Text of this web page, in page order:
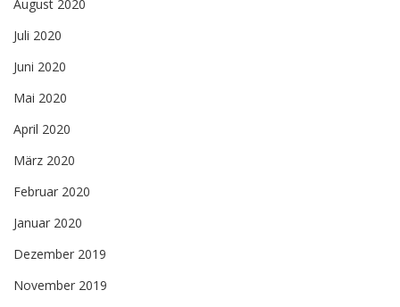
August 2020
Juli 2020
Juni 2020
Mai 2020
April 2020
März 2020
Februar 2020
Januar 2020
Dezember 2019
November 2019